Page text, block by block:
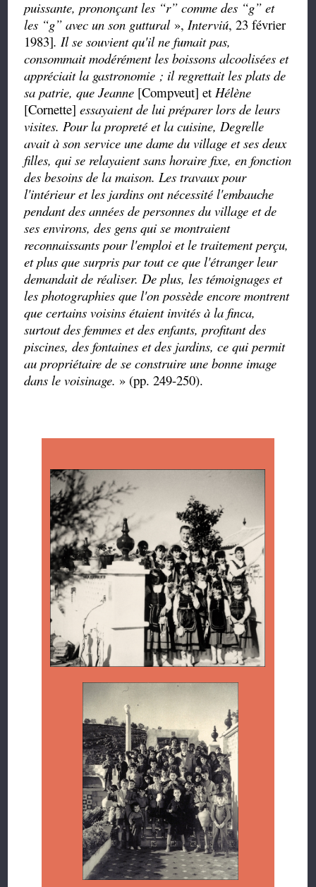
puissante, prononçant les “r” comme des “g” et
les “g” avec un son guttural»,Interviú, 23 février
1983]. Il se souvient qu'il ne fumait pas,
consommait modérément les boissons alcoolisées et
appréciait la gastronomie ; il regrettait les plats de
sa patrie, que Jeanne [Compveut] etHélène
[Cornette]essayaient de lui préparer lors de leurs
visites. Pour la propreté et la cuisine, Degrelle
avait à son service une dame du village et ses deux
filles, qui se relayaient sans horaire fixe, en fonction
des besoins de la maison. Les travaux pour
l'intérieur et les jardins ont nécessité l'embauche
pendant des années de personnes du village et de
ses environs, des gens qui se montraient
reconnaissants pour l'emploi et le traitement perçu,
et plus que surpris par tout ce que l'étranger leur
demandait de réaliser. De plus, les témoignages et
les photographies que l'on possède encore montrent
que certains voisins étaient invités à la finca,
surtout des femmes et des enfants, profitant des
piscines, des fontaines et des jardins, ce qui permit
au propriétaire de se construire une bonne image
dans le voisinage. » (pp. 249-250).